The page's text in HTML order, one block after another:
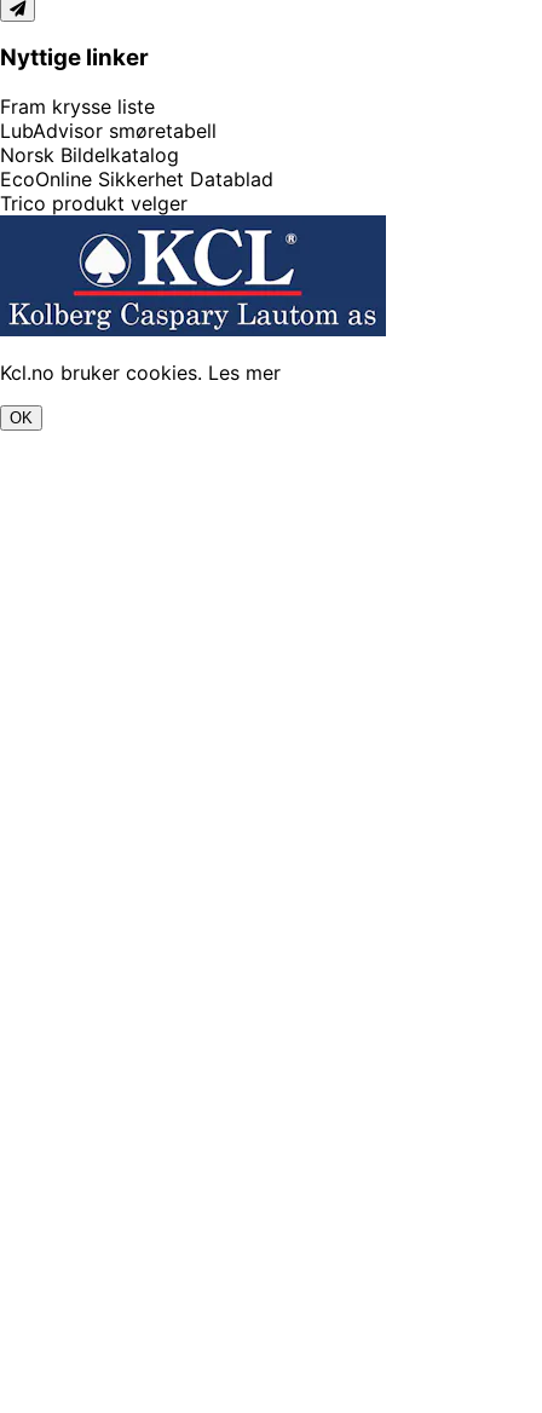
Nyttige linker
Fram krysse liste
LubAdvisor smøretabell
Norsk Bildelkatalog
EcoOnline Sikkerhet Datablad
Trico produkt velger
Kcl.no bruker cookies. Les mer
OK